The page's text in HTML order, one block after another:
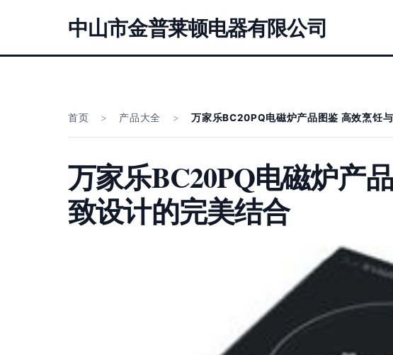
中山市金普莱顿电器有限公司
首页 > 产品大全 > 万家乐BC20PQ电磁炉产品图鉴 高效烹饪
万家乐BC20PQ电磁炉产
致设计的完美结合